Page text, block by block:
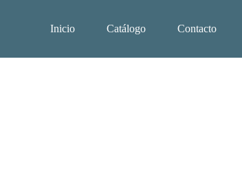
Inicio Catálogo Contacto